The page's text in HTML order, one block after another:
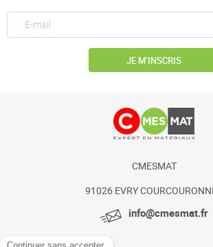
JE M’INSCRIS
CMESMAT
91026 EVRY
info@cmesmat.fr